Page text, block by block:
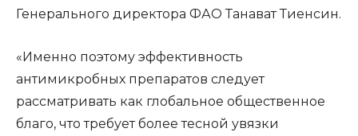
Генерального директора ФАО Танават Тиенсин.
«Именно поэтому эффективность
антимикробных препаратов следует
рассматривать как глобальное общественное
благо, что требует более тесной увязки